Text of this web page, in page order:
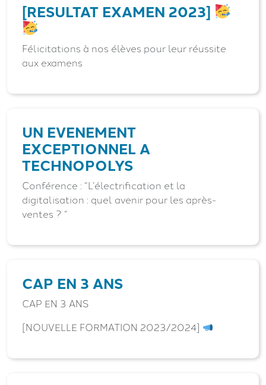
[RESULTAT EXAMEN 2023]
Félicitations à nos élèves pour leur réussite
aux examens
UN EVENEMENT
EXCEPTIONNEL A
TECHNOPOLYS
Conférence : “L’électrification et la
digitalisation : quel avenir pour les après-
ventes ? “
CAP EN 3 ANS
CAP EN 3 ANS
[NOUVELLE FORMATION 2023/2024]